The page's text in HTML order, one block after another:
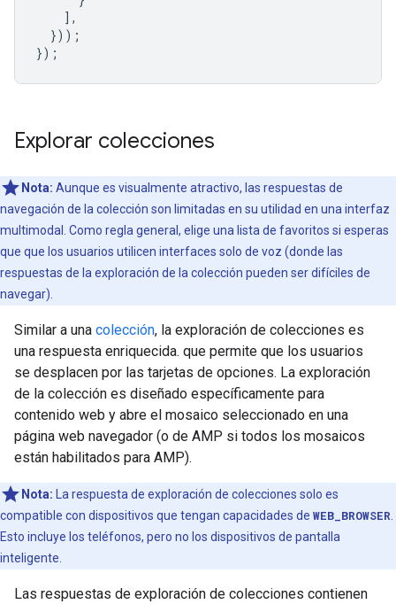
],
}));
});
Explorar colecciones
Nota: Aunque es visualmente atractivo, las respuestas de
navegación de la colección son limitadas en su utilidad en una interfaz
multimodal. Como regla general, elige una lista de favoritos si esperas
que que los usuarios utilicen interfaces solo de voz (donde las
respuestas de la exploración de la colección pueden ser difíciles de
navegar).
Similar a una colección, la exploración de colecciones es
una respuesta enriquecida. que permite que los usuarios
se desplacen por las tarjetas de opciones. La exploración
de la colección es diseñado específicamente para
contenido web y abre el mosaico seleccionado en una
página web navegador (o de AMP si todos los mosaicos
están habilitados para AMP).
Nota: La respuesta de exploración de colecciones solo es
compatible con dispositivos que tengan capacidades de WEB_BROWSER
Esto incluye los teléfonos, pero no los dispositivos de pantalla
inteligente.
Las respuestas de exploración de colecciones contienen